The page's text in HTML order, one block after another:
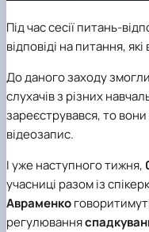
Під час сесії питань-
відповіді на питання,
До даного заходу
слухачів з різних
зареєструвався, то
відеозапис.
І уже наступного тижня,
учасниці разом із
Авраменко
регулювання